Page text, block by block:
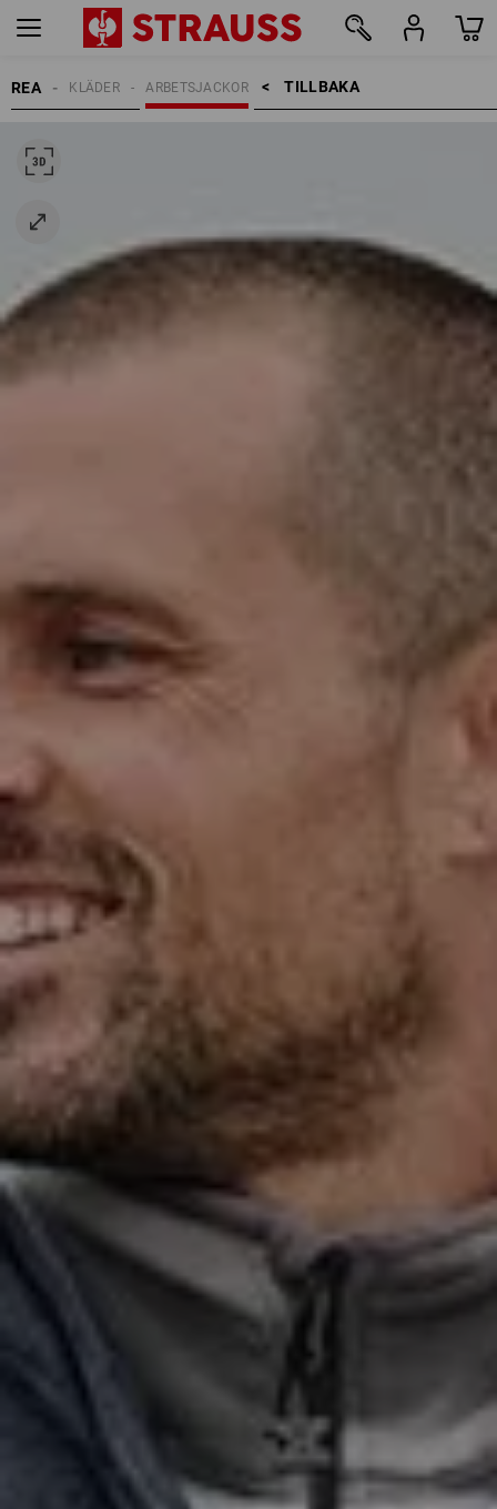
REA TILLBAKA    >
ARBETSJACKOR
KLÄDER